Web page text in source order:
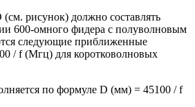
рисунок) должно составлять
600-омного фидера с полуволновым
следующие приближенные
/ f (Мгц) для коротковолновых
по формуле D (мм) = 45100 / f